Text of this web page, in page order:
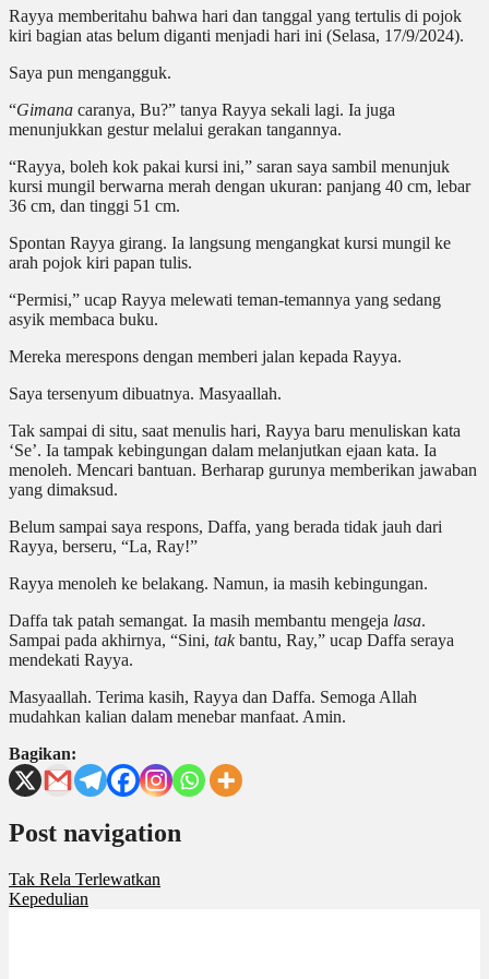
Rayya memberitahu bahwa hari dan tanggal yang tertulis di pojok
kiri bagian atas belum diganti menjadi hari ini (Selasa, 17/9/2024).
Saya pun mengangguk.
“Gimana caranya, Bu?” tanya Rayya sekali lagi. Ia juga
menunjukkan gestur melalui gerakan tangannya.
“Rayya, boleh kok pakai kursi ini,” saran saya sambil menunjuk
kursi mungil berwarna merah dengan ukuran: panjang 40 cm, lebar
36 cm, dan tinggi 51 cm.
Spontan Rayya girang. Ia langsung mengangkat kursi mungil ke
arah pojok kiri papan tulis.
“Permisi,” ucap Rayya melewati teman-temannya yang sedang
asyik membaca buku.
Mereka merespons dengan memberi jalan kepada Rayya.
Saya tersenyum dibuatnya. Masyaallah.
Tak sampai di situ, saat menulis hari, Rayya baru menuliskan kata
‘Se’. Ia tampak kebingungan dalam melanjutkan ejaan kata. Ia
menoleh. Mencari bantuan. Berharap gurunya memberikan jawaban
yang dimaksud.
Belum sampai saya respons, Daffa, yang berada tidak jauh dari
Rayya, berseru, “La, Ray!”
Rayya menoleh ke belakang. Namun, ia masih kebingungan.
Daffa tak patah semangat. Ia masih membantu mengeja lasa.
Sampai pada akhirnya, “Sini, takbantu, Ray,” ucap Daffa seraya
mendekati Rayya.
Masyaallah. Terima kasih, Rayya dan Daffa. Semoga Allah
mudahkan kalian dalam menebar manfaat. Amin.
Bagikan:
Post navigation
Tak Rela Terlewatkan
Kepedulian